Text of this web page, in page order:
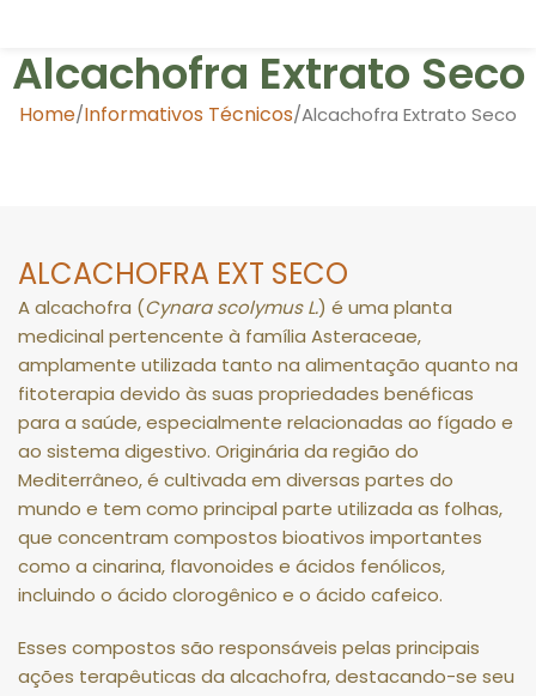
Alcachofra Extrato Seco
Home Informativos Técnicos Alcachofra Extrato Seco
ALCACHOFRA EXT SECO
A alcachofra (Cynara scolymus L.) é uma planta
medicinal pertencente à família Asteraceae,
amplamente utilizada tanto na alimentação quanto na
fitoterapia devido às suas propriedades benéficas
para a saúde, especialmente relacionadas ao fígado e
ao sistema digestivo. Originária da região do
Mediterrâneo, é cultivada em diversas partes do
mundo e tem como principal parte utilizada as folhas,
que concentram compostos bioativos importantes
como a cinarina, flavonoides e ácidos fenólicos,
incluindo o ácido clorogênico e o ácido cafeico.
Esses compostos são responsáveis pelas principais
ações terapêuticas da alcachofra, destacando-se seu